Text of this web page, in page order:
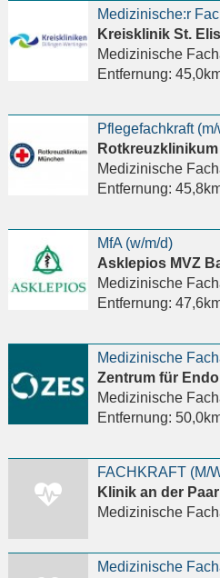
Kreisklinik St.
Medizinische
Entfernung:
Medizinische
Entfernung:
MfA (w/m/d)
Asklepios MVZ
Medizinische
Entfernung:
Medizinische
Entfernung:
Klinik an der Paar
Medizinische
Medizinische